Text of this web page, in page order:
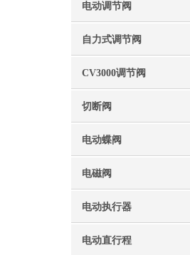
电动调节阀
自力式调节阀
CV3000调节阀
切断阀
电动蝶阀
电磁阀
电动执行器
电动直行程